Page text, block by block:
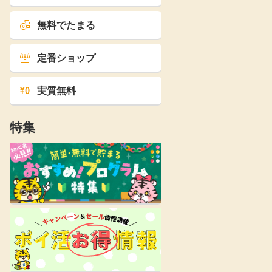
無料でたまる
定番ショップ
実質無料
特集